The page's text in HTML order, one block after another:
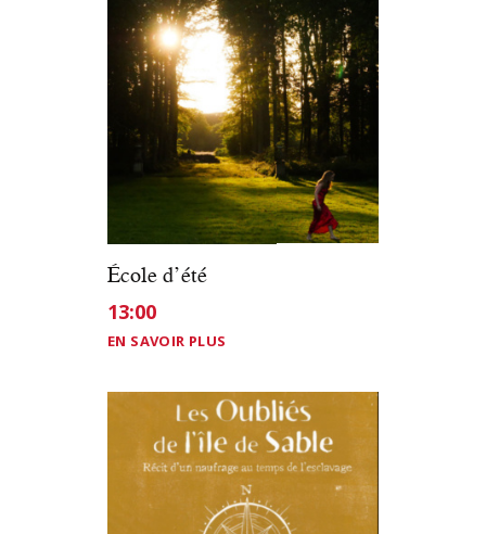
École d’été
13:00
EN SAVOIR PLUS